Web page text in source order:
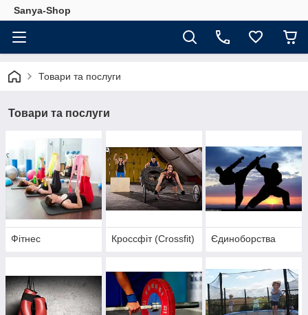
Sanya-Shop
Товари та послуги
Товари та послуги
Фітнес Кроссфіт (Crossfit) Єдиноборства